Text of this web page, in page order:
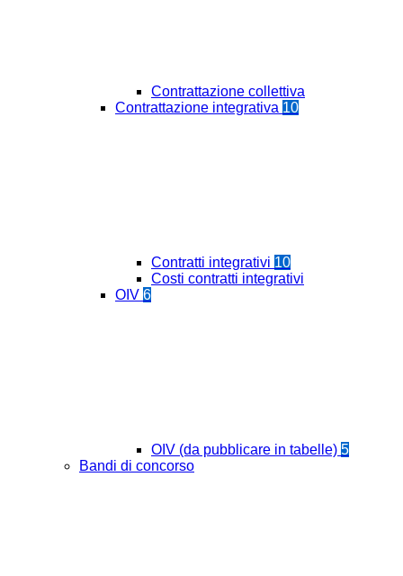
Contrattazione collettiva
Contrattazione integrativa 10
Contratti integrativi 10
Costi contratti integrativi
OIV 6
OIV (da pubblicare in tabelle) 5
Bandi di concorso